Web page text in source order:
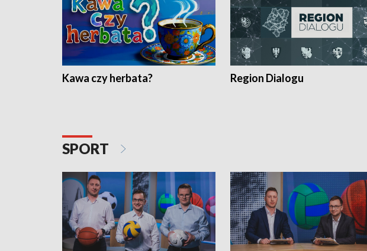
Kawa czy herbata? Region Dialogu
SPORT